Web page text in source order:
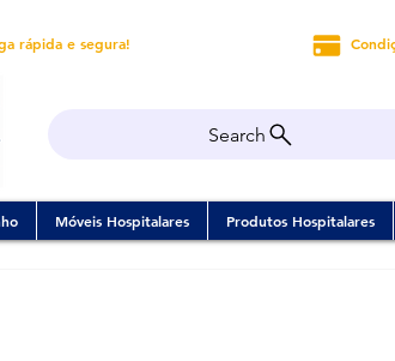
rápida e segura!
Search
Móveis Hospitalares Produtos Hospitalares